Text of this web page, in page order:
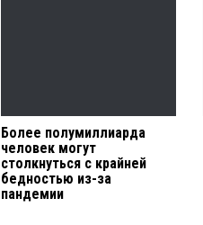
Более полумиллиарда
человек могут
столкнуться с крайней
бедностью из-за
пандемии